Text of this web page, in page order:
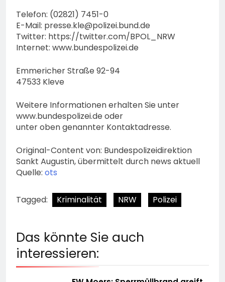
Telefon: (02821) 7451-0
E-Mail: presse.kle@polizei.bund.de
Twitter: https://twitter.com/BPOL_NRW
Internet: www.bundespolizei.de
Emmericher Straße 92-94
47533 Kleve
Weitere Informationen erhalten Sie unter
www.bundespolizei.de oder
unter oben genannter Kontaktadresse.
Original-Content von: Bundespolizeidirektion
Sankt Augustin, übermittelt durch news aktuell
Quelle: ots
Tagged: Kriminalität NRW Polizei
Das könnte Sie auch
interessieren: